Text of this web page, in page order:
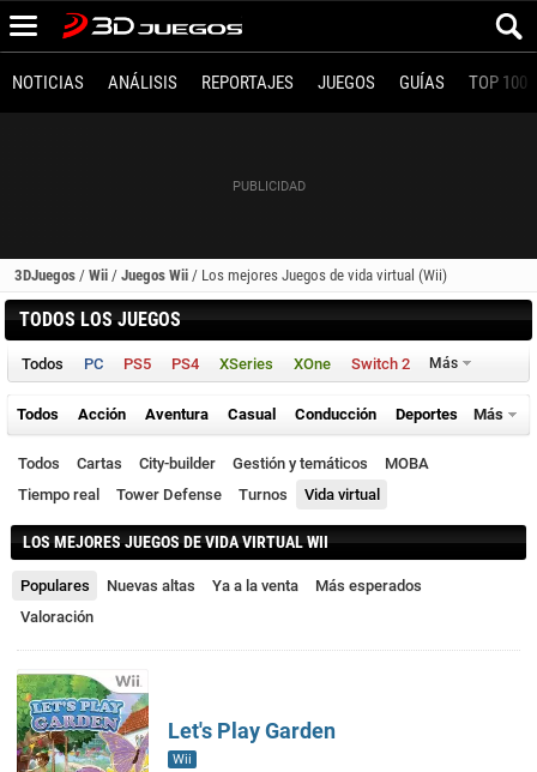
NOTICIAS ANÁLISIS REPORTAJES JUEGOS GUÍAS TOP 100
3DJuegos / Wii / Juegos Wii / Los mejores Juegos de vida virtual (Wii)
TODOS LOS JUEGOS
Todos PC PS5 PS4 XSeries XOne Switch 2 Más
Todos Acción Aventura Casual Conducción Deportes Más
Todos Cartas City-builder Gestión y temáticos
MOBA
Tiempo real
Tower Defense Turnos Vida virtual
LOS MEJORES JUEGOS DE VIDA VIRTUAL WII
Populares Nuevas altas Ya a la venta
Más esperados
Valoración
Let's Play Garden
Wii